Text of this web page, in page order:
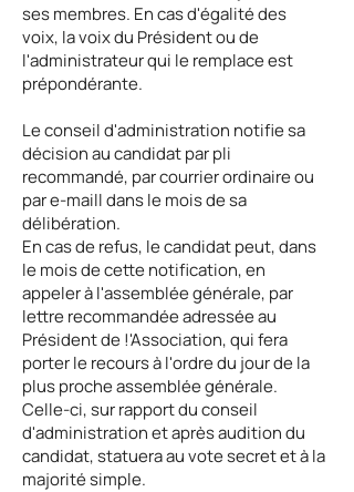
ses membres. En cas d'égalité des
voix, la voix du Président ou de
l'administrateur qui le remplace est
prépondérante.
Le conseil d'administration notifie sa
décision au candidat par pli
recommandé, par courrier ordinaire ou
par e-maill dans le mois de sa
délibération.
En cas de refus, le candidat peut, dans
le mois de cette notification, en
appeler à l'assemblée générale, par
lettre recommandée adressée au
Président de !'Association, qui fera
porter le recours à l'ordre du jour de la
plus proche assemblée générale.
Celle-ci, sur rapport du conseil
d'administration et après audition du
candidat, statuera au vote secret et à la
majorité simple.